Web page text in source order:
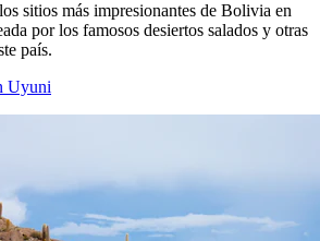
sitios más impresionantes de Bolivia en
por los famosos desiertos salados y otras
país.
Uyuni